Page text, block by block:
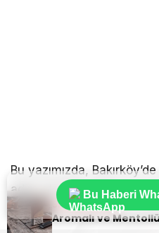
Bu yazımızda,
adım atabileceğinizi ve
farkları keşfedeceksiniz.
Sıradaki Haber
Bu Haberi